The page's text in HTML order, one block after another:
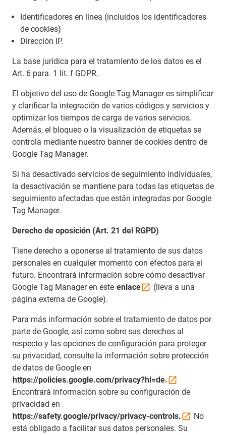
Identificadores en línea (incluidos los identificadores
de cookies)
Dirección IP.
La base jurídica para el tratamiento de los datos es el
Art. 6 para. 1 lit. f GDPR.
El objetivo del uso de Google Tag Manager es simplificar
y clarificar la integración de varios códigos y servicios y
optimizar los tiempos de carga de varios servicios.
Además, el bloqueo o la visualización de etiquetas se
controla mediante nuestro banner de cookies dentro de
Google Tag Manager.
Si ha desactivado servicios de seguimiento individuales,
la desactivación se mantiene para todas las etiquetas de
seguimiento afectadas que están integradas por Google
Tag Manager.
Derecho de oposición (Art. 21 del RGPD)
Tiene derecho a oponerse al tratamiento de sus datos
personales en cualquier momento con efectos para el
futuro. Encontrará información sobre cómo desactivar
Google Tag Manager en este enlace
(lleva a una
página externa de Google).
Para más información sobre el tratamiento de datos por
parte de Google, así como sobre sus derechos al
respecto y las opciones de configuración para proteger
su privacidad, consulte la información sobre protección
de datos de Google en
https://policies.google.com/privacy?hl=de.
Encontrará información sobre su configuración de
privacidad en
https://safety.google/privacy/privacy-controls.
No
está obligado a facilitar sus datos personales. Su